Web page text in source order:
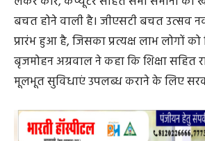
प्रधानमंत्री नरेन्द्र मोदी ने देश को विकसित
GST रिफार्म संबंधी बड़ा फैसला लिया है।
लेकर कार, कंप्यूटर सहित सभी समानों की
बचत होने वाली है। जीएसटी बचत उत्सव
प्रारंभ हुआ है, जिसका प्रत्यक्ष लाभ लोगों
बृजमोहन अग्रवाल ने कहा कि शिक्षा सहित
मूलभूत सुविधाएं उपलब्ध कराने के लिए